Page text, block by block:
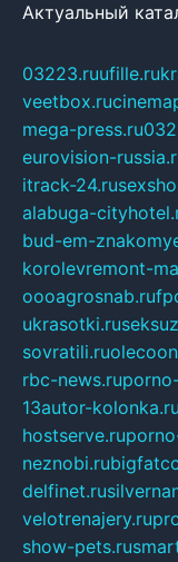
Актуальный
03223.ruufille.ru
veetbox.ru
mega-press.ru
eurovision-
itrack-24.ru
alabuga-
bud-em-
korolevremont-
oooagrosnab.ru
ukrasotki.ru
sovratili.ru
rbc-news.ru
13autor-kolonka.ru
hostserve.ru
neznobi.ru
delfinet.ru
velotrenajery.ru
show-pets.ru